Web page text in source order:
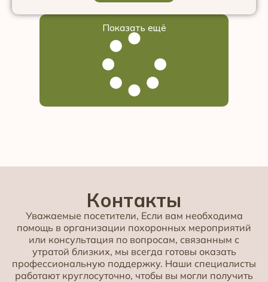
Показать ещё
Контакты
Уважаемые посетители, Если вам необходима
помощь в организации похоронных мероприятий
или консультация по вопросам, связанным с
утратой близких, мы всегда готовы оказать
профессиональную поддержку. Наши специалисты
работают круглосуточно, чтобы вы могли получить